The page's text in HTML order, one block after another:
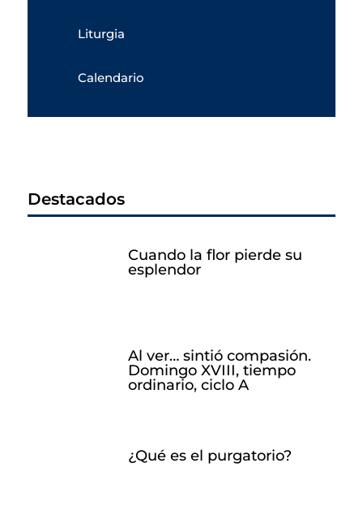
Liturgia
Calendario
Destacados
Cuando la flor pierde su
esplendor
Al ver… sintió compasión.
Domingo XVIII, tiempo
ordinario, ciclo A
¿Qué es el purgatorio?